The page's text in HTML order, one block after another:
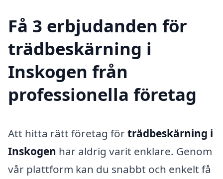
Få 3 erbjudanden för
trädbeskärning i
Inskogen från
professionella företag
Att hitta rätt företag förträdbeskärning i
Inskogen har aldrig varit enklare. Genom
vår plattform kan du snabbt och enkelt få